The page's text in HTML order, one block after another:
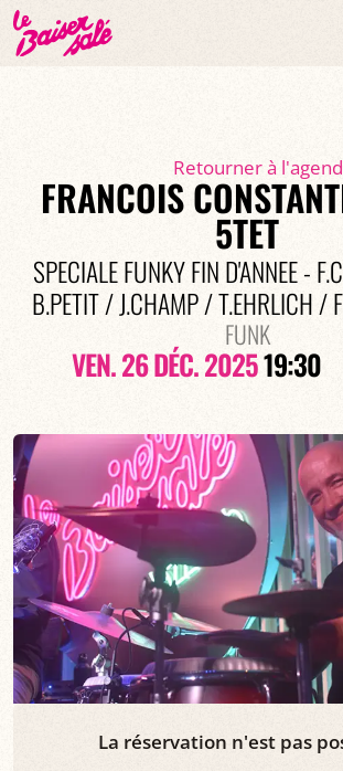
Retourner à
FRANCOIS
5TET
SPECIALE FUNKY FIN D'ANNEE -
B.PETIT / J.CHAMP / T.EHRLICH /
FUNK
VEN. 26 DÉC. 202519:30
La réservation n'est pas